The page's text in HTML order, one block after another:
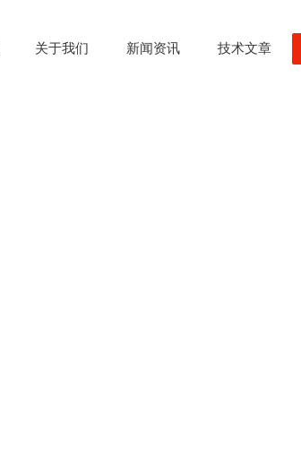
关于我们 新闻资讯 技术文章